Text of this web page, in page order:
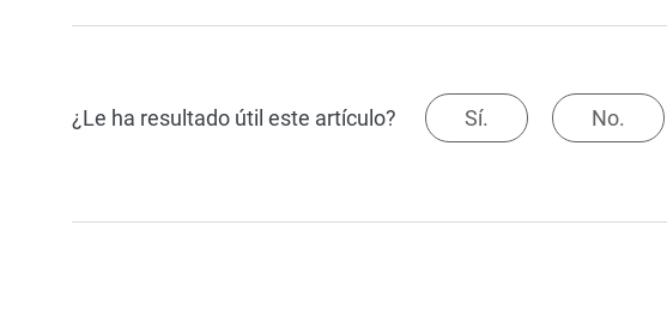
¿Le ha resultado útil este artículo? Sí. No.